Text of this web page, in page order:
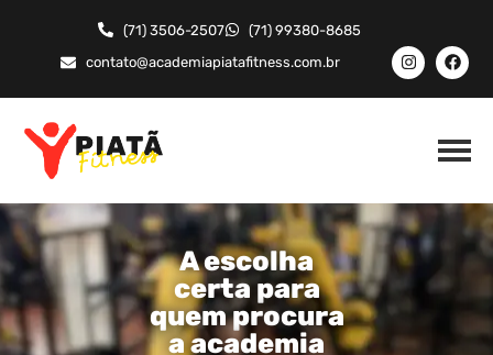
(71) 3506-2507
(71) 99380-8685
contato@academiapiatafitness.com.br
A escolha
certa para
quem procura
a academia